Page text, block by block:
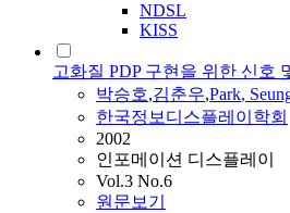
NDSL
KISS
고화질 PDP 구현을 위한 신호
박승호,김춘우,Park,
한국정보디스플레이학회
2002
인포메이션 디스플레이
Vol.3 No.6
원문보기